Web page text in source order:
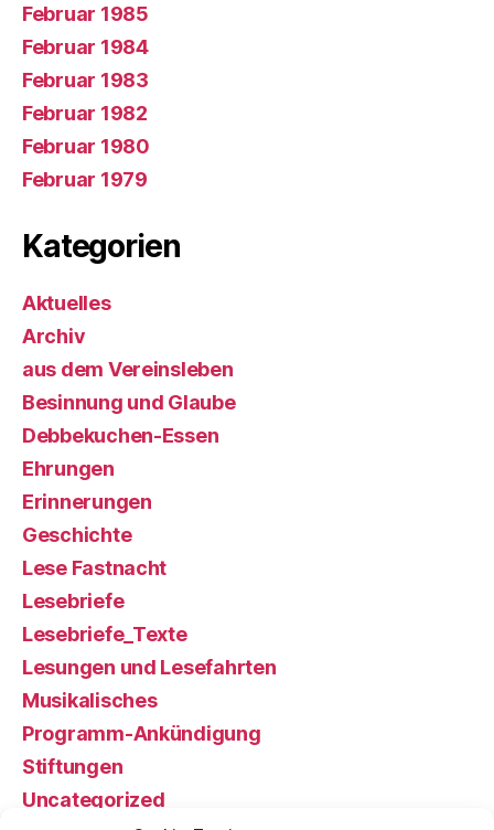
Februar 1985
Februar 1984
Februar 1983
Februar 1982
Februar 1980
Februar 1979
Kategorien
Aktuelles
Archiv
aus dem Vereinsleben
Besinnung und Glaube
Debbekuchen-Essen
Ehrungen
Erinnerungen
Geschichte
Lese Fastnacht
Lesebriefe
Lesebriefe_Texte
Lesungen und Lesefahrten
Musikalisches
Programm-Ankündigung
Stiftungen
Uncategorized